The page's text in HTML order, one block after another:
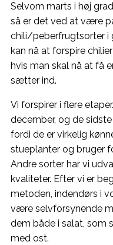
Selvom marts i høj
så er det ved at være
chili/peberfrugtsorter i
kan nå at forspire
hvis man skal nå at få
sætter ind.
Vi forspirer i flere
december, og de
fordi de er virkelig
stueplanter og bruger
Andre sorter har vi
kvaliteter. Efter vi er
metoden, indendørs i
være selvforsynende
dem både i salat, som
med ost.